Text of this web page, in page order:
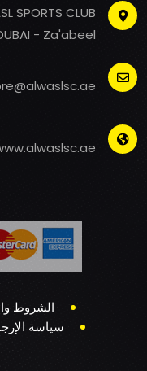
SPORTS CLUB
- Za'abeel
الشروط
سياسة